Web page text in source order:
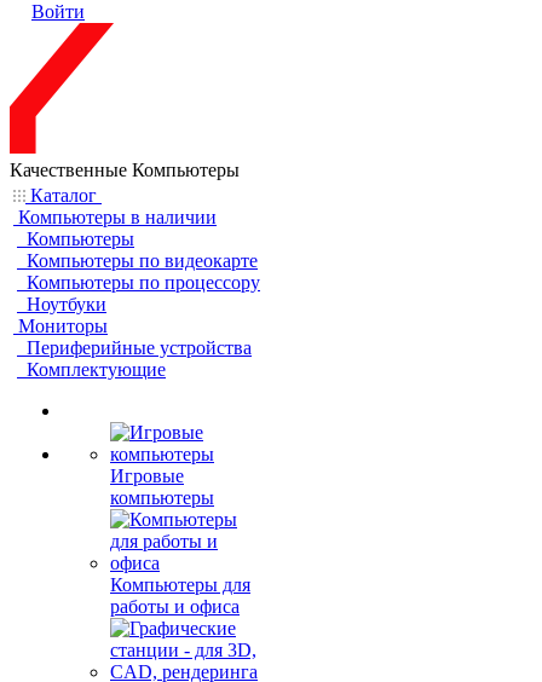
Войти
Качественные Компьютеры
Каталог
Компьютеры в наличии
Компьютеры
Компьютеры по видеокарте
Компьютеры по процессору
Ноутбуки
Мониторы
Периферийные устройства
Комплектующие
Игровые
компьютеры
Компьютеры для
работы и офиса